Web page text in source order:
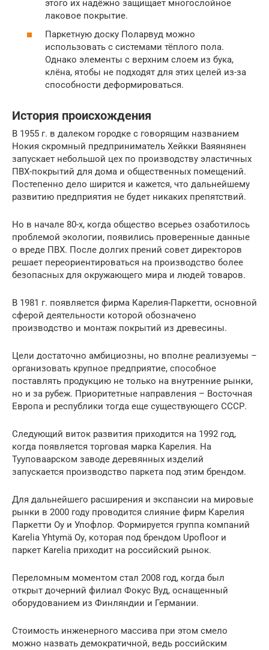
этого их надёжно защищает многослойное
лаковое покрытие.
Паркетную доску Поларвуд можно
использовать с системами тёплого пола.
Однако элементы с верхним слоем из бука,
клёна, ятобы не подходят для этих целей из-за
способности деформироваться.
История происхождения
В 1955 г. в далеком городке с говорящим названием
Нокия скромный предприниматель Хейкки Ваяянянен
запускает небольшой цех по производству эластичных
ПВХ-покрытий для дома и общественных помещений.
Постепенно дело ширится и кажется, что дальнейшему
развитию предприятия не будет никаких препятствий.
Но в начале 80-х, когда общество всерьез озаботилось
проблемой экологии, появились проверенные данные
о вреде ПВХ. После долгих прений совет директоров
решает переориентироваться на производство более
безопасных для окружающего мира и людей товаров.
В 1981 г. появляется фирма Карелия-Паркетти, основной
сферой деятельности которой обозначено
производство и монтаж покрытий из древесины.
Цели достаточно амбициозны, но вполне реализуемы –
организовать крупное предприятие, способное
поставлять продукцию не только на внутренние рынки,
но и за рубеж. Приоритетные направления – Восточная
Европа и республики тогда еще существующего СССР.
Следующий виток развития приходится на 1992 год,
когда появляется торговая марка Карелия. На
Тууповаарском заводе деревянных изделий
запускается производство паркета под этим брендом.
Для дальнейшего расширения и экспансии на мировые
рынки в 2000 году проводится слияние фирм Карелия
Паркетти Оу и Упофлор. Формируется группа компаний
Karelia Yhtymä Оу, которая под брендом Upofloor и
паркет Karelia приходит на российский рынок.
Переломным моментом стал 2008 год, когда был
открыт дочерний филиал Фокус Вуд, оснащенный
оборудованием из Финляндии и Германии.
Стоимость инженерного массива при этом смело
можно назвать демократичной, ведь российским